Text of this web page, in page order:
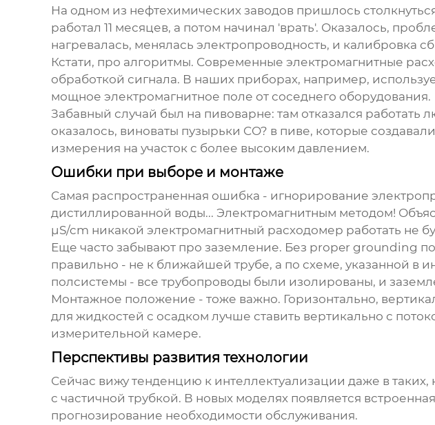
На одном из нефтехимических заводов пришлось
работал 11 месяцев, а потом начинал 'врать'. Оказалось,
нагревалась, менялась электропроводность, и калибровка
Кстати, про алгоритмы. Современные электромагнитные
обработкой сигнала. В наших приборах, например,
мощное электромагнитное поле от соседнего оборудования.
Забавный случай был на пивоварне: там отказался
оказалось, виноваты пузырьки CO? в пиве, которые
измерения на участок с более высоким давлением.
Ошибки при выборе и монтаже
Самая распространенная ошибка - игнорирование
дистиллированной воды... Электромагнитным методом!
μS/cm никакой электромагнитный расходомер работать не
Еще часто забывают про заземление. Без proper grounding
правильно - не к ближайшей трубе, а по схеме, указанной в
полсистемы - все трубопроводы были изолированы, и
Монтажное положение - тоже важно. Горизонтально,
для жидкостей с осадком лучше ставить вертикально с
измерительной камере.
Перспективы развития технологии
Сейчас вижу тенденцию к интеллектуализации даже в таких,
с частичной трубкой. В новых моделях появляется
прогнозирование необходимости обслуживания.